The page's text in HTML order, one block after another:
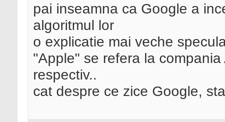
pai inseamna ca Google a
algoritmul lor
o explicatie mai veche
"Apple" se refera la
respectiv..
cat despre ce zice Google,